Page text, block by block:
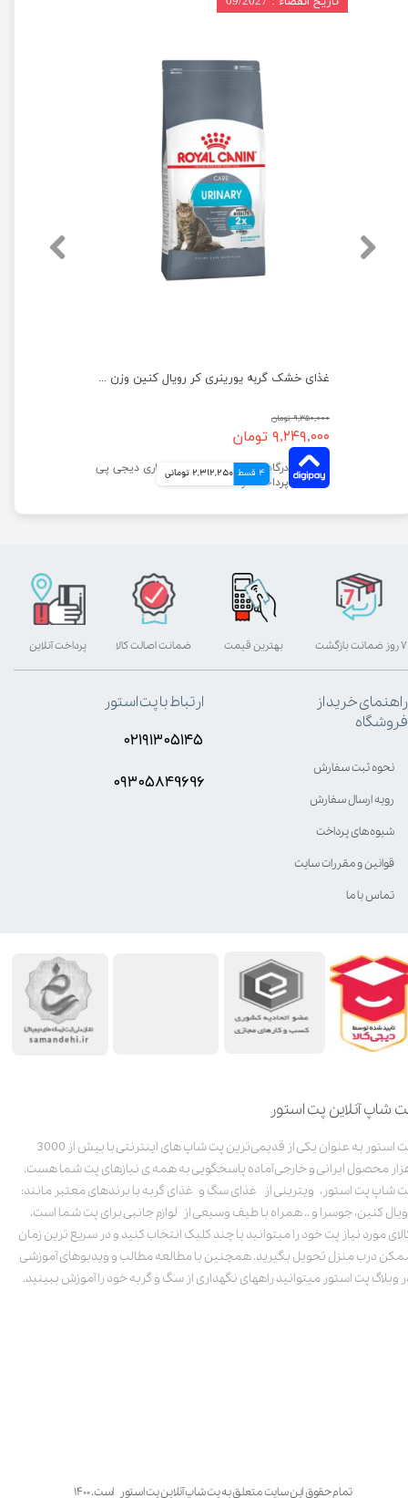
غذای خشک گربه یورینری کر رویال کنین وزن 2 کیلوگرم
۹,۳۵۰,۰۰۰ تومان
۹,۲۴۹,۰۰۰ تومان
4 قسط 2,312,250 تومانی
شاپ آنلاین پت استور
پت استور به عنوان یکی از قدیمی‌ترین پت شاپ های اینترنتی با بیش از 3000
محصول ایرانی و خارجی آماده پاسخگویی به همه ی نیازهای پت شما هست.
شاپ پت استور، ویترینی از غذای سگ و غذای گربه با برندهای معتبر مانند:
کنین، جوسرا و .. همراه با طیف وسیعی از لوازم جانبی برای پت شما است.
مورد نیاز پت خود را میتوانید با چند کلیک انتخاب کنید و در سریع ترین زمان
درب منزل تحویل بگیرید. همچنین با مطالعه مطالب و ویدیوهای آموزشی
وبلاگ پت استور میتوانید راههای نگهداری از سگ و گربه خود را آموزش ببینید.
تمام حقوق این سایت متعلق به پت شاپ آنلاین پت استور است. ۱۴۰۰
بهترین قیمت پرداخت آنلاین ۷ روز ضمانت بازگشت ضمانت اصالت کالا
راهنمای خرید از
فروشگاه
نحوه ثبت سفارش
رویه ارسال سفارش
شیوه‌های پرداخت
قوانین و مقررات سایت
تماس با ما
ارتباط با پت استور
۰۲۱۹۱۳۰۵۱۴۵
۰۹۳۰۵8۴9696